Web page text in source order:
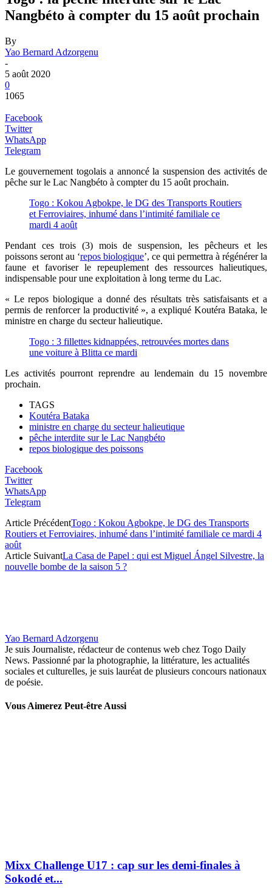
Nangbéto à compter du 15 août prochain
By
Yao Bernard Adzorgenu
-
5 août 2020
0
1065
Facebook
Twitter
WhatsApp
Telegram
Le gouvernement togolais a annoncé la suspension des activités de
pêche sur le Lac Nangbéto à compter du 15 août prochain.
Togo : Kokou Agbokpe, le DG des Transports Routiers
et Ferroviaires, inhumé dans l’intimité familiale ce
mardi 4 août
Pendant ces trois (3) mois de suspension, les pêcheurs et les
poissons seront au ‘repos biologique’, ce qui permettra à régénérer la
faune et favoriser le repeuplement des ressources halieutiques,
indispensable pour une exploitation à long terme du Lac.
« Le repos biologique a donné des résultats très satisfaisants et a
permis de renforcer la productivité », a expliqué Koutéra Bataka, le
ministre en charge du secteur halieutique.
Togo : 3 fillettes kidnappées, retrouvées mortes dans
une voiture à Blitta ce mardi
Les activités pourront reprendre au lendemain du 15 novembre
prochain.
TAGS
Koutéra Bataka
ministre en charge du secteur halieutique
pêche interdite sur le Lac Nangbéto
repos biologique des poissons
Facebook
Twitter
WhatsApp
Telegram
Article PrécédentTogo : Kokou Agbokpe, le DG des Transports
Routiers et Ferroviaires, inhumé dans l’intimité familiale ce mardi 4
août
Article SuivantLa Casa de Papel : qui est Miguel Ángel Silvestre, la
nouvelle bombe de la saison 5 ?
Yao Bernard Adzorgenu
Je suis Journaliste, rédacteur de contenus web chez Togo Daily
News. Passionné par la photographie, la littérature, les actualités
sociales et culturelles, je suis lauréat de plusieurs concours nationaux
de poésie.
Vous Aimerez Peut-être Aussi
Mixx Challenge U17 : cap sur les demi-finales à
Sokodé et...